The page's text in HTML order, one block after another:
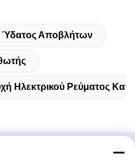
Ύδατος Αποβλήτων
Ηλεκτρικού Ρεύματος